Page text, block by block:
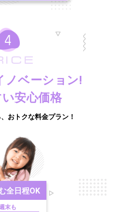
ノベーション!
安心価格
おトクな料金プラン！
全日程OK
末も